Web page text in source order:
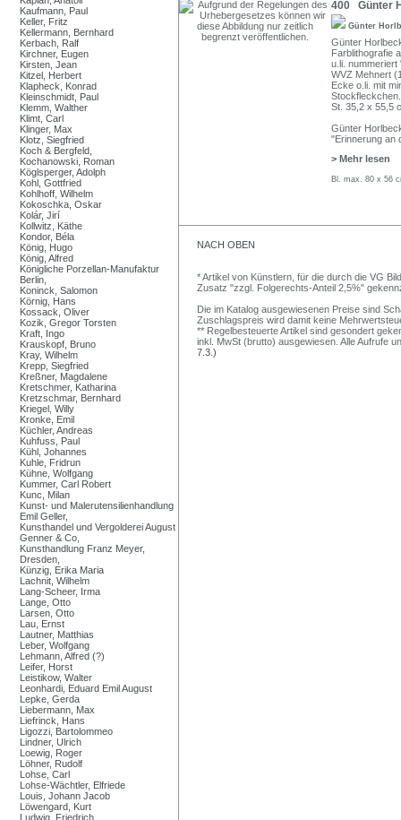
Kaufmann, Paul
Keller, Fritz
Kellermann, Bernhard
Kerbach, Ralf
Kirchner, Eugen
Kirsten, Jean
Kitzel, Herbert
Klapheck, Konrad
Kleinschmidt, Paul
Klemm, Walther
Klimt, Carl
Klinger, Max
Klotz, Siegfried
Koch & Bergfeld,
Kochanowski, Roman
Köglsperger, Adolph
Kohl, Gottfried
Kohlhoff, Wilhelm
Kokoschka, Oskar
Kolár, Jirí
Kollwitz, Käthe
Kondor, Béla
König, Hugo
König, Alfred
Königliche Porzellan-Manufaktur
Berlin,
Koninck, Salomon
Körnig, Hans
Kossack, Oliver
Kozik, Gregor Torsten
Kraft, Ingo
Krauskopf, Bruno
Kray, Wilhelm
Krepp, Siegfried
Kreßner, Magdalene
Kretschmer, Katharina
Kretzschmar, Bernhard
Kriegel, Willy
Kronke, Emil
Küchler, Andreas
Kuhfuss, Paul
Kühl, Johannes
Kuhle, Fridrun
Kühne, Wolfgang
Kummer, Carl Robert
Kunc, Milan
Kunst- und Malerutensilienhandlung
Emil Geller,
Kunsthandel und Vergolderei August
Genner & Co,
Kunsthandlung Franz Meyer,
Dresden,
Künzig, Erika Maria
Lachnit, Wilhelm
Lang-Scheer, Irma
Lange, Otto
Larsen, Otto
Lau, Ernst
Lautner, Matthias
Leber, Wolfgang
Lehmann, Alfred (?)
Leifer, Horst
Leistikow, Walter
Leonhardi, Eduard Emil August
Lepke, Gerda
Liebermann, Max
Liefrinck, Hans
Ligozzi, Bartolommeo
Lindner, Ulrich
Loewig, Roger
Löhner, Rudolf
Lohse, Carl
Lohse-Wächtler, Elfriede
Louis, Johann Jacob
Löwengard, Kurt
Ludwig, Friedrich
400 Günter
Günter
Günter
Farblithografie
u.li. nummeriert
WVZ Mehnert
Ecke o.li. mit
Stockfleckchen.
St. 35,2 x 55,5
Günter
"Erinnerung an
> Mehr lesen
Bl. max. 80 x 56
NACH OBEN
* Artikel von Künstlern, für die durch die VG
Zusatz "zzgl. Folgerechts-Anteil 2,5%"
Die im Katalog ausgewiesenen Preise sind
Zuschlagspreis wird damit keine
** Regelbesteuerte Artikel sind gesondert
inkl. MwSt (brutto) ausgewiesen. Alle Aufrufe
7.3.)